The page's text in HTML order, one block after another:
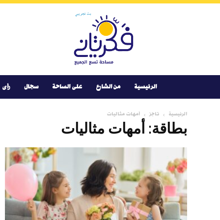
الرئيسية من الشارع على الساحة سجال رأى
الرئيسية تاجز أمهات مثاليات
بطاقة: أمهات مثاليات